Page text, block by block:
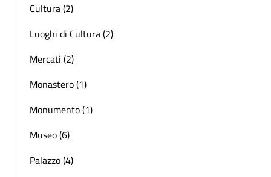
Cultura (2)
Luoghi di Cultura (2)
Mercati (2)
Monastero (1)
Monumento (1)
Museo (6)
Palazzo (4)